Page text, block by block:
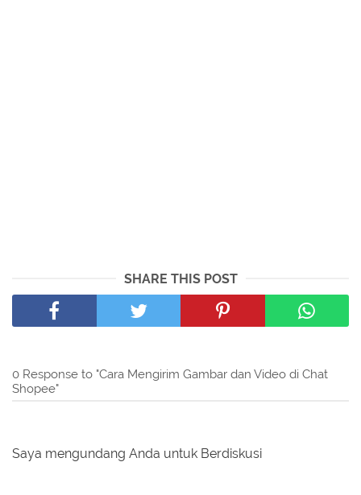
SHARE THIS POST
0 Response to "Cara Mengirim Gambar dan Video di Chat
Shopee"
Saya mengundang Anda untuk Berdiskusi